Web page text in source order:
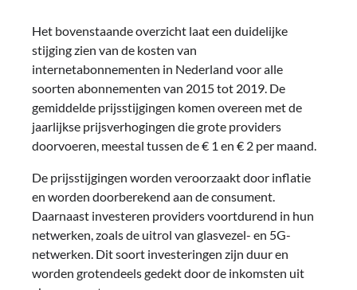
Het bovenstaande overzicht laat een duidelijke
stijging zien van de kosten van
internetabonnementen in Nederland voor alle
soorten abonnementen van 2015 tot 2019. De
gemiddelde prijsstijgingen komen overeen met de
jaarlijkse prijsverhogingen die grote providers
doorvoeren, meestal tussen de € 1 en € 2 per maand.
De prijsstijgingen worden veroorzaakt door inflatie
en worden doorberekend aan de consument.
Daarnaast investeren providers voortdurend in hun
netwerken, zoals de uitrol van glasvezel- en 5G-
netwerken. Dit soort investeringen zijn duur en
worden grotendeels gedekt door de inkomsten uit